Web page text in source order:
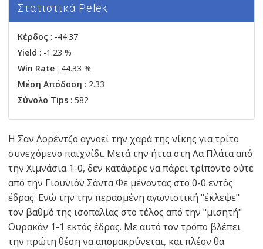
Στατιστικά Pelek
Κέρδος : -44.37
Yield : -1.23 %
Win Rate : 44.33 %
Μέση Απόδοση : 2.33
Σύνολο Tips : 582
Η Σαν Λορέντζο αγνοεί την χαρά της νίκης για τρίτο
συνεχόμενο παιχνίδι. Mετά την ήττα στη Λα Πλάτα από
την Χιμνάσια 1-0, δεν κατάφερε να πάρει τρίποντο ούτε
από την Γιουνιόν Σάντα Φε μένοντας στο 0-0 εντός
έδρας. Ενώ την την περασμένη αγωνιστική "έκλεψε"
τον βαθμό της ισοπαλίας στο τέλος από την "μισητή"
Ουρακάν 1-1 εκτός έδρας. Με αυτό τον τρόπο βλέπει
την πρώτη θέση να απομακρύνεται, και πλέον θα